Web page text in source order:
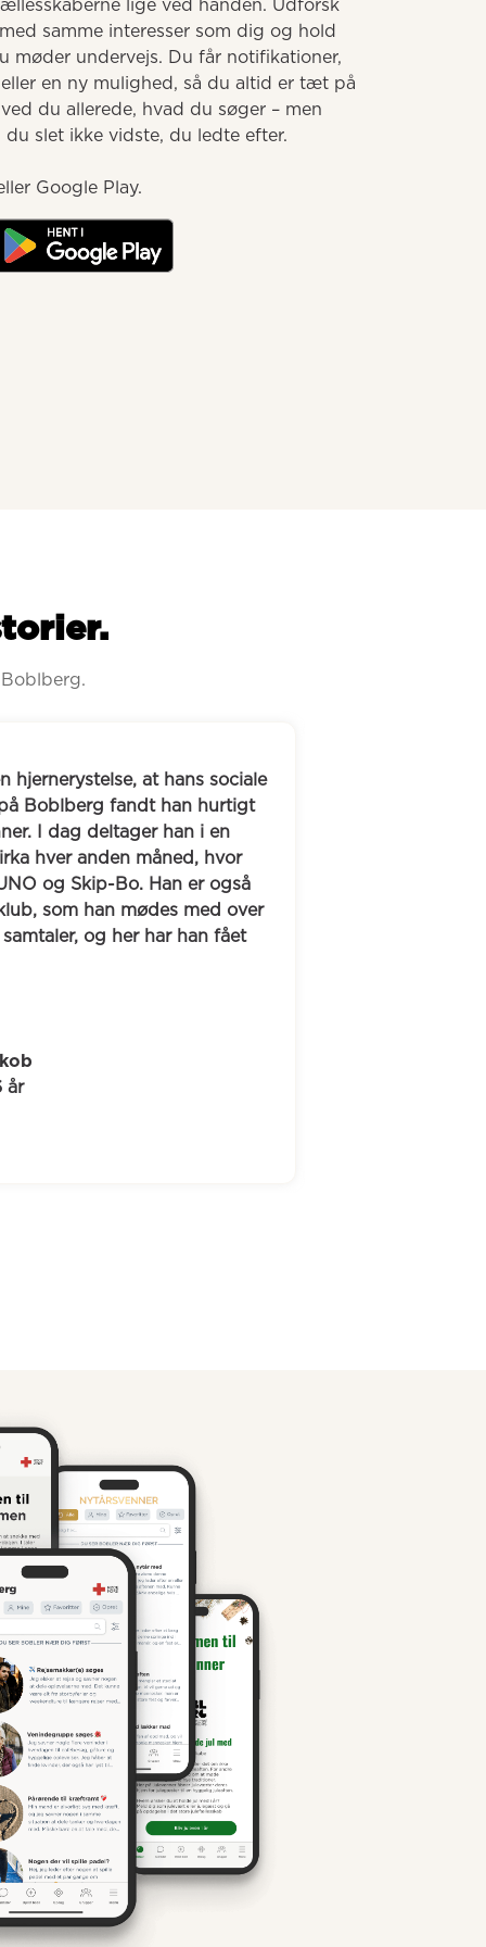
lige ved hånden. Udforsk
samme interesser som dig og hold
møder undervejs. Du får notifikationer,
en ny mulighed, så du altid er tæt på
du allerede, hvad du søger – men
slet ikke vidste, du ledte efter.
Google Play.
over
fået
Line-Johanne savnede som tilflytter en
interesse for dybe samtaler,
På Boblberg fandt hun Sheilas bobl, og
en café, hvor et stærkt venskab opstod.
uadskillelige og deler hverdag, bogklub
naturen - og Sheila har blandt andet
Johannes bryllup.